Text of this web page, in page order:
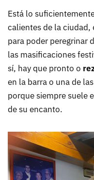
Está lo
calientes de la ciudad,
para poder peregrinar
las masificaciones
sí, hay que pronto o
en la barra o una de
porque siempre suele
de su encanto.